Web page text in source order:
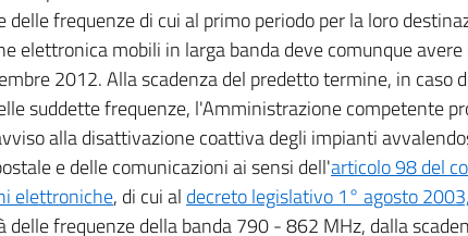
delle frequenze di cui al primo periodo per la loro
elettronica mobili in larga banda deve comunque
2012. Alla scadenza del predetto termine, in caso
suddette frequenze, l'Amministrazione competente
alla disattivazione coattiva degli impianti
e delle comunicazioni ai sensi dell'articolo 98 del
elettroniche, di cui al decreto legislativo 1° agosto
delle frequenze della banda 790 - 862 MHz, dalla